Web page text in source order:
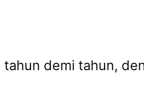
demi tahun,